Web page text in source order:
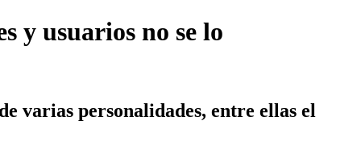
y usuarios no se lo
varias personalidades, entre ellas el